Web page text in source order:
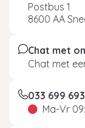
Postbus 1
8600 AA
Chat met
Chat met
033 699 693
Ma-Vr